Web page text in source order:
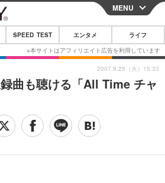
CLOSE
スマートフォン
その他
映画・ドラマ
MENU
SPEED TEST エンタメ ライフ
曲も聴ける「All Time チャ
2007.9.25（火）15:33